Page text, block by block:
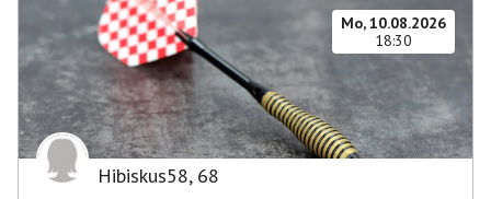
Mo, 10.08.2026
18:30
Hibiskus58, 68